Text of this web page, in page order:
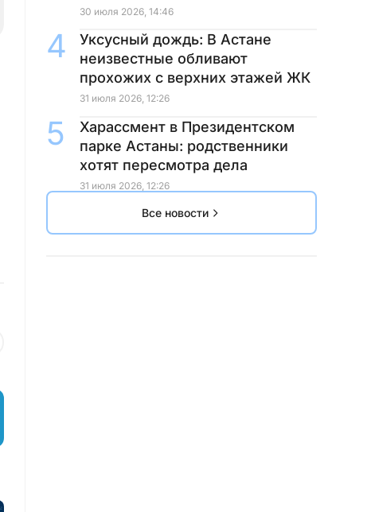
30 июля 2026, 14:46
Уксусный дождь: В Астане
неизвестные обливают
прохожих с верхних этажей ЖК
31 июля 2026, 12:26
Харассмент в Президентском
парке Астаны: родственники
хотят пересмотра дела
31 июля 2026, 12:26
Все новости